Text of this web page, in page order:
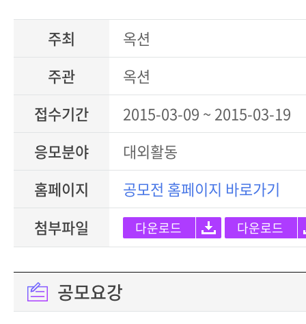
주최
옥션
주관
옥션
접수기간
2015-03-09 ~ 2015-03-19
응모분야
대외활동
홈페이지
공모전 홈페이지 바로가기
첨부파일
다운로드 다운로드
공모요강